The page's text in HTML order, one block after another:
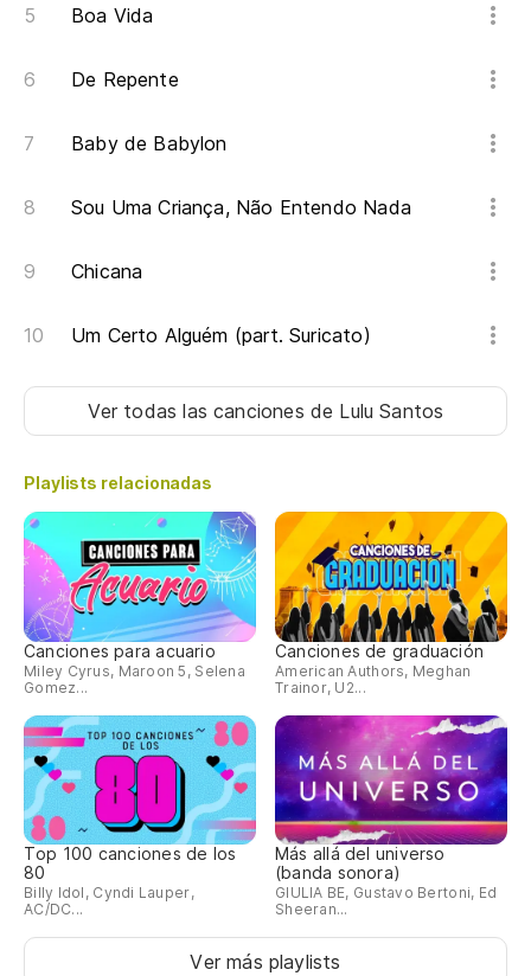
Boa Vida
De Repente
Baby de Babylon
Sou Uma Criança, Não Entendo Nada
Chicana
Um Certo Alguém (part. Suricato)
Ver todas las canciones de Lulu Santos
Playlists relacionadas
Canciones para acuario
Miley Cyrus, Maroon 5, Selena
Gomez...
Canciones de graduación
American Authors, Meghan
Trainor, U2...
Top 100 canciones de los
80
Billy Idol, Cyndi Lauper,
AC/DC...
Más allá del universo
(banda sonora)
GIULIA BE, Gustavo Bertoni, Ed
Sheeran...
Ver más playlists